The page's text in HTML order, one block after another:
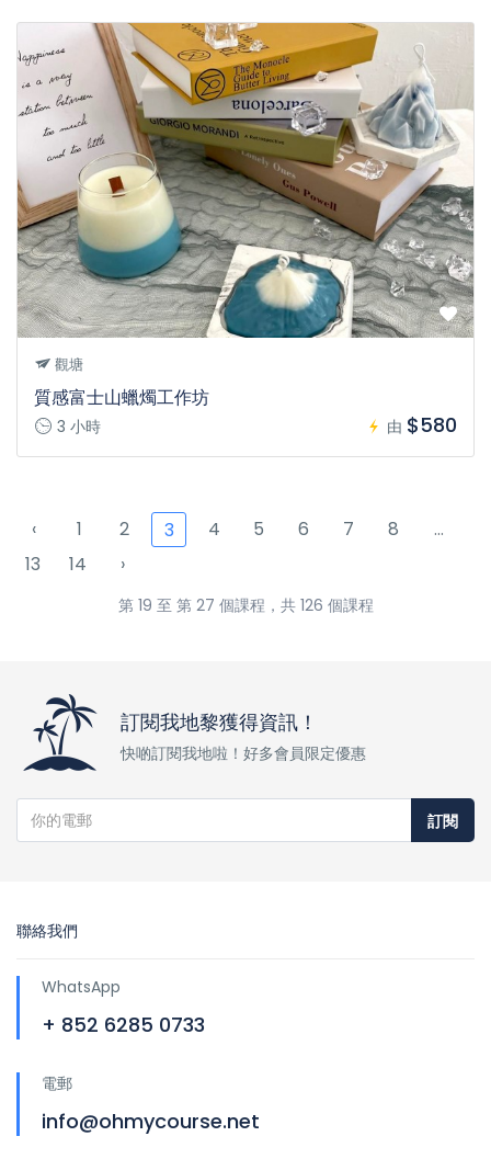
觀塘
質感富士山蠟燭工作坊
3 小時 由 $580
‹ 1 2 3 4 5 6 7 8
...
13
14 ›
第 19 至 第 27 個課程，共 126 個課程
訂閱我地黎獲得資訊！
快啲訂閱我地啦！好多會員限定優惠
訂閱
聯絡我們
WhatsApp
+ 852 6285 0733
電郵
info@ohmycourse.net